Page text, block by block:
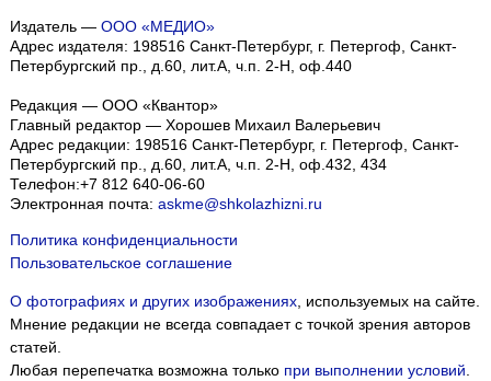
Издатель — ООО «МЕДИО»
Адрес издателя: 198516 Санкт-Петербург, г. Петергоф, Санкт-
Петербургский пр., д.60, лит.А, ч.п. 2-Н, оф.440
Редакция — ООО «Квантор»
Главный редактор — Хорошев Михаил Валерьевич
Адрес редакции: 198516 Санкт-Петербург, г. Петергоф, Санкт-
Петербургский пр., д.60, лит.А, ч.п. 2-Н, оф.432, 434
Телефон:+7 812 640-06-60
Электронная почта: askme@shkolazhizni.ru
Политика конфиденциальности
Пользовательское соглашение
О фотографиях и других изображениях, используемых на сайте.
Мнение редакции не всегда совпадает с точкой зрения авторов
статей.
Любая перепечатка возможна только при выполнении условий.